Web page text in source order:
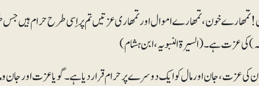
تمھارے خون، تمھارے اموال اور تمھاری عزتیں تم پر اِسی طرح حرام ہیں
عزت ہے۔(السیرۃ النبویہ، ابن ہشام)
عزت، جان اور مال کو ایک دوسرے پر حرام قراردیا ہے۔ گویا عزت اور جان و